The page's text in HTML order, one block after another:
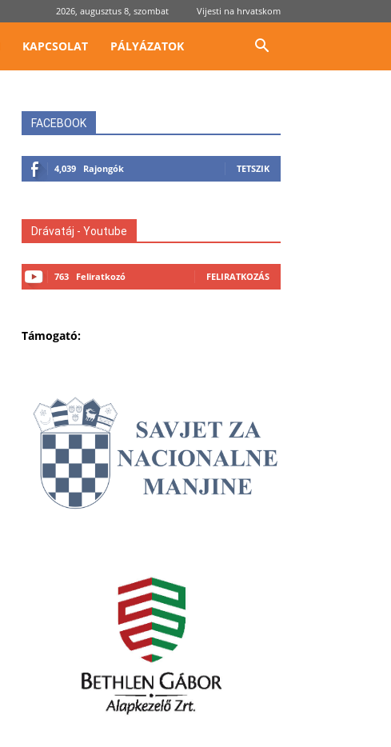
2026, augusztus 8, szombat Vijesti na hrvatskom
KAPCSOLAT PÁLYÁZATOK
FACEBOOK
4,039 Rajongók TETSZIK
Drávatáj - Youtube
763 Feliratkozó FELIRATKOZÁS
Támogató: